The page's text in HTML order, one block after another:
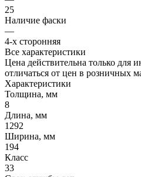
25
Наличие фаски
—
4-х сторонняя
Все характеристики
Цена действительна только для
отличаться от цен в розничных
Характеристики
Толщина, мм
8
Длина, мм
1292
Ширина, мм
194
Класс
33